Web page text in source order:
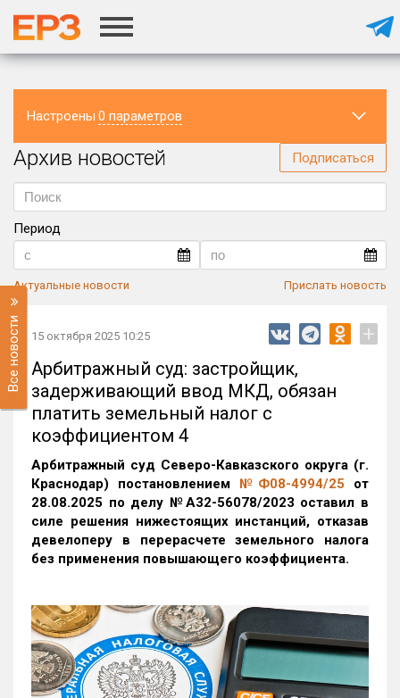
Настроены 0 параметров
Регион
Архив новостей Подписаться
Период
Актуальные новости Прислать новость
Все новости 15 октября 2025 10:25 +
Арбитражный суд: застройщик,
задерживающий ввод МКД, обязан
платить земельный налог с
коэффициентом 4
Арбитражный суд Северо-Кавказского округа (г.
Краснодар) постановлением №Ф08-4994/25 от
28.08.2025 по делу №А32-56078/2023 оставил в
силе решения нижестоящих инстанций, отказав
девелоперу в перерасчете земельного налога
без применения повышающего коэффициента.